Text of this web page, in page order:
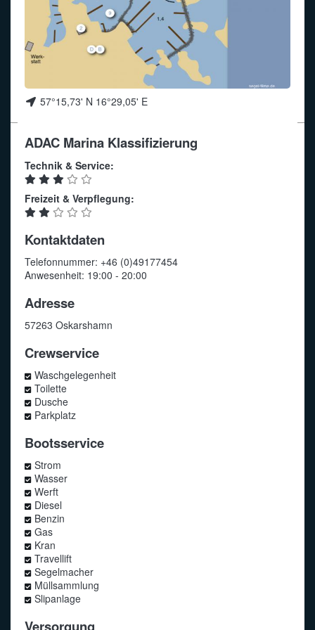
57°15,73' N 16°29,05' E
ADAC Marina Klassifizierung
Technik & Service:
Freizeit & Verpflegung:
Kontaktdaten
Telefonnummer: +46 (0)49177454
Anwesenheit: 19:00 - 20:00
Adresse
57263 Oskarshamn
Crewservice
Waschgelegenheit
Toilette
Dusche
Parkplatz
Bootsservice
Strom
Wasser
Werft
Diesel
Benzin
Gas
Kran
Travellift
Segelmacher
Müllsammlung
Slipanlage
Versorgung
Funkalphabet